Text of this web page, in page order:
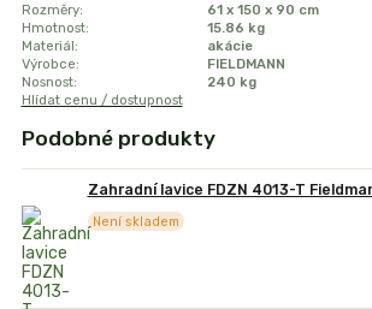
Rozměry:
61 x 150 x 90 cm
Hmotnost:
15.86 kg
Materiál:
akácie
Výrobce:
FIELDMANN
Nosnost:
240 kg
Hlídat cenu / dostupnost
Podobné produkty
Zahradní lavice FDZN 4013-T
Není skladem